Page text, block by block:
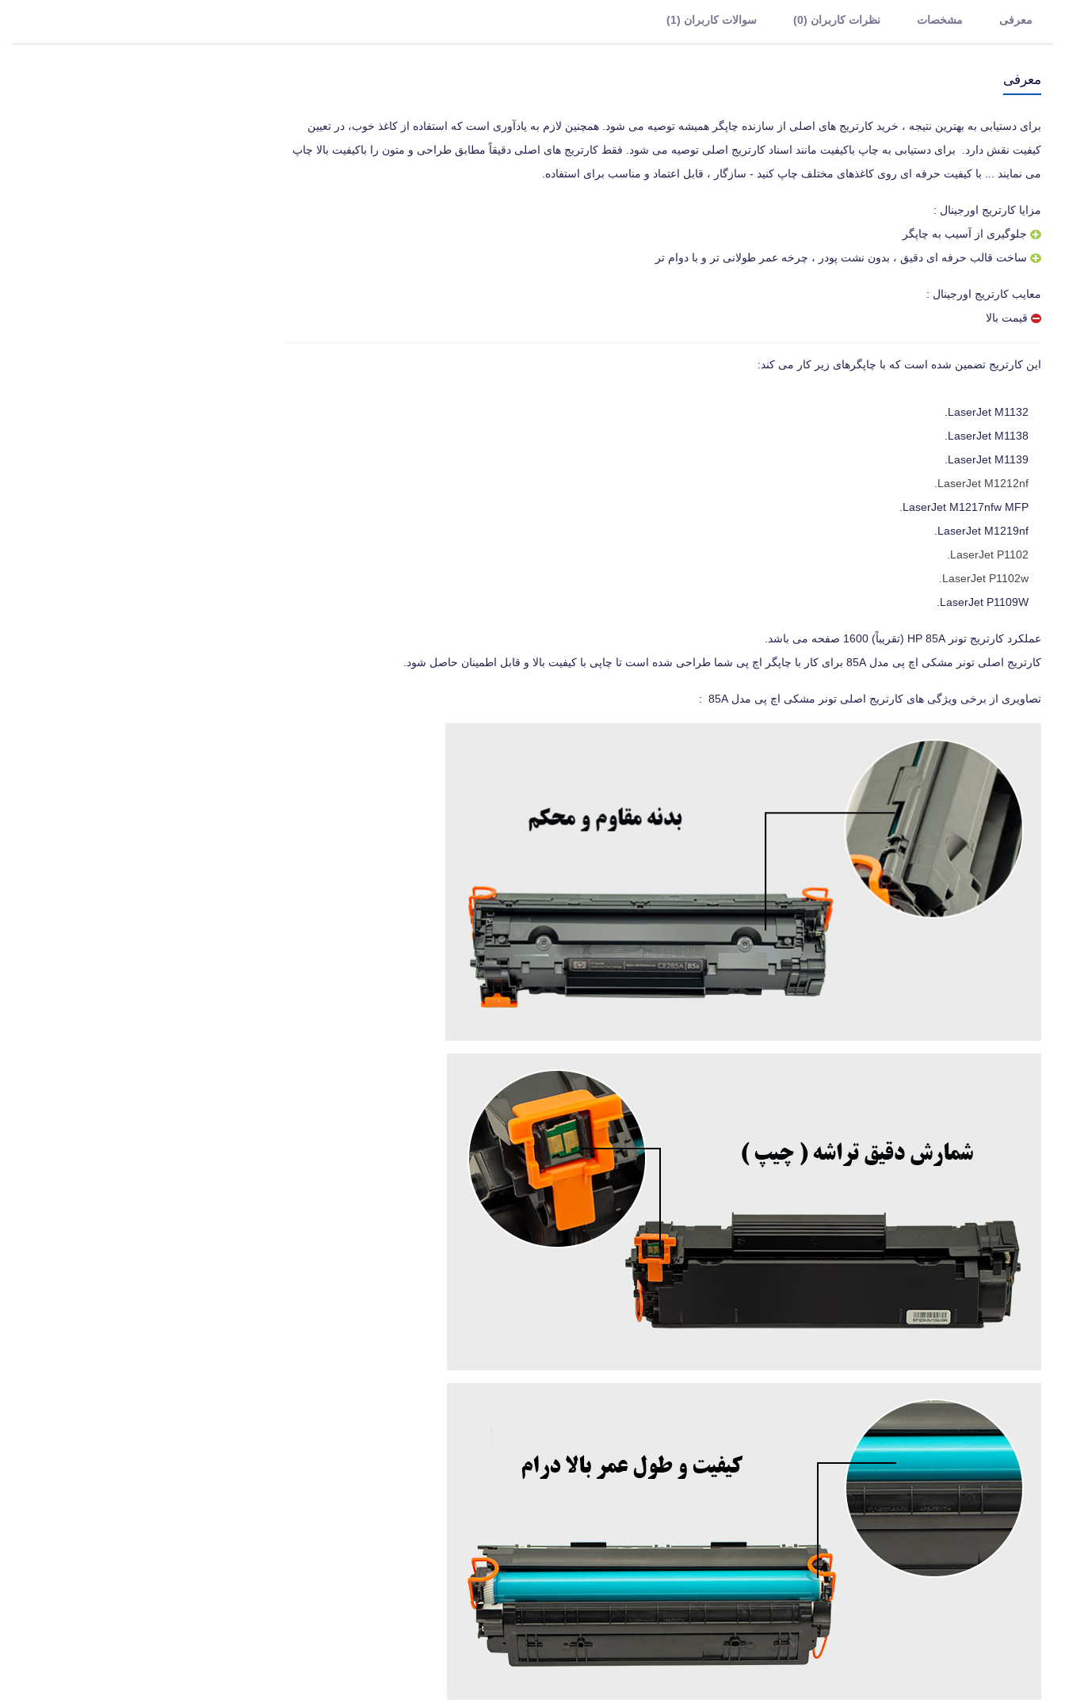
معرفی مشخصات نظرات کاربران (0) سوالات کاربران (1)
معرفی
برای دستیابی به بهترین نتیجه ، خرید کارتریج های اصلی از سازنده چاپگر همیشه توصیه می شود. همچنین لازم به یادآوری است که استفاده از کاغذ خوب، در تعیین
کیفیت نقش دارد. برای دستیابی به چاپ باکیفیت مانند اسناد کارتریج اصلی توصیه می شود. فقط کارتریج های اصلی دقیقاً مطابق طراحی و متون را باکیفیت بالا چاپ
می نمایند ... با کیفیت حرفه ای روی کاغذهای مختلف چاپ کنید - سازگار ، قابل اعتماد و مناسب برای استفاده.
مزایا کارتریج اورجینال :
جلوگیری از آسیب به چاپگر
ساخت قالب حرفه ای دقیق ، بدون نشت پودر ، چرخه عمر طولانی تر و با دوام تر
معایب کارتریج اورجینال :
قیمت بالا
این کارتریج تضمین شده است که با چاپگرهای زیر کار می کند:
LaserJet P1102.
LaserJet P1102w.
عملکرد کارتریج تونر HP 85A (تقریباً) 1600 صفحه می باشد.
کارتریج اصلی تونر مشکی اچ پی مدل 85A برای کار با چاپگر اچ پی شما طراحی شده است تا چاپی با کیفیت بالا و قابل اطمینان حاصل شود.
تصاویری از برخی ویژگی های کارتریج اصلی تونر مشکی اچ پی مدل 85A :